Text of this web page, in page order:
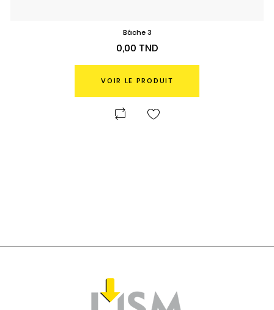
Bâche 3
Prix
0,00 TND
VOIR LE PRODUIT